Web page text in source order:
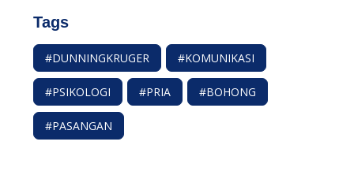
Tags
#DUNNINGKRUGER #KOMUNIKASI
#PSIKOLOGI #PRIA #BOHONG
#PASANGAN